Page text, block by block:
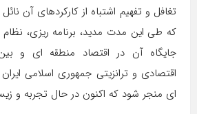
تغافل و تفهیم اشتباه از کارکردهای آن
که طی این مدت مدید، برنامه ریزی، نظام
جایگاه آن در اقتصاد منطقه ای و
اقتصادی و ترانزیتی جمهوری اسلامی
ای منجر شود که اکنون در حال تجربه و